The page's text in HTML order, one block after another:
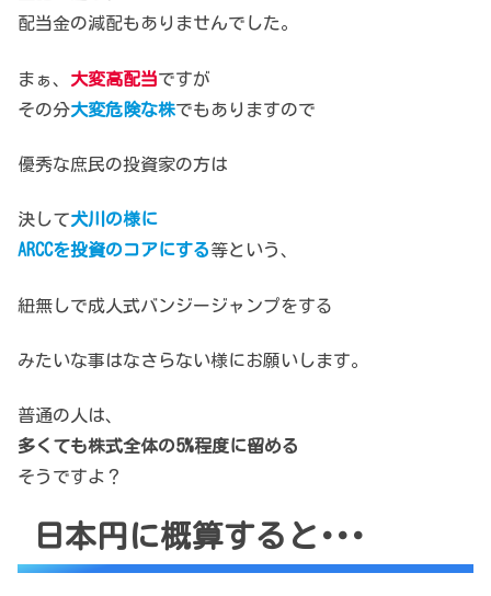
配当金の減配もありませんでした。
まぁ、 大変高配当ですが
その分大変危険な株でもありますので
優秀な庶民の投資家の方は
決して犬川の様に
ARCCを投資のコアにする等という、
紐無しで成人式バンジージャンプをする
みたいな事はなさらない様にお願いします。
普通の人は、
多くても株式全体の5%程度に留める
そうですよ？
日本円に概算すると･･･